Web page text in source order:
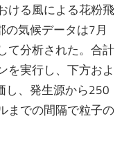
ける風による花粉飛
気候データは7月
て分析された。合計
を実行し、下方およ
し、発生源から250
までの間隔で粒子の